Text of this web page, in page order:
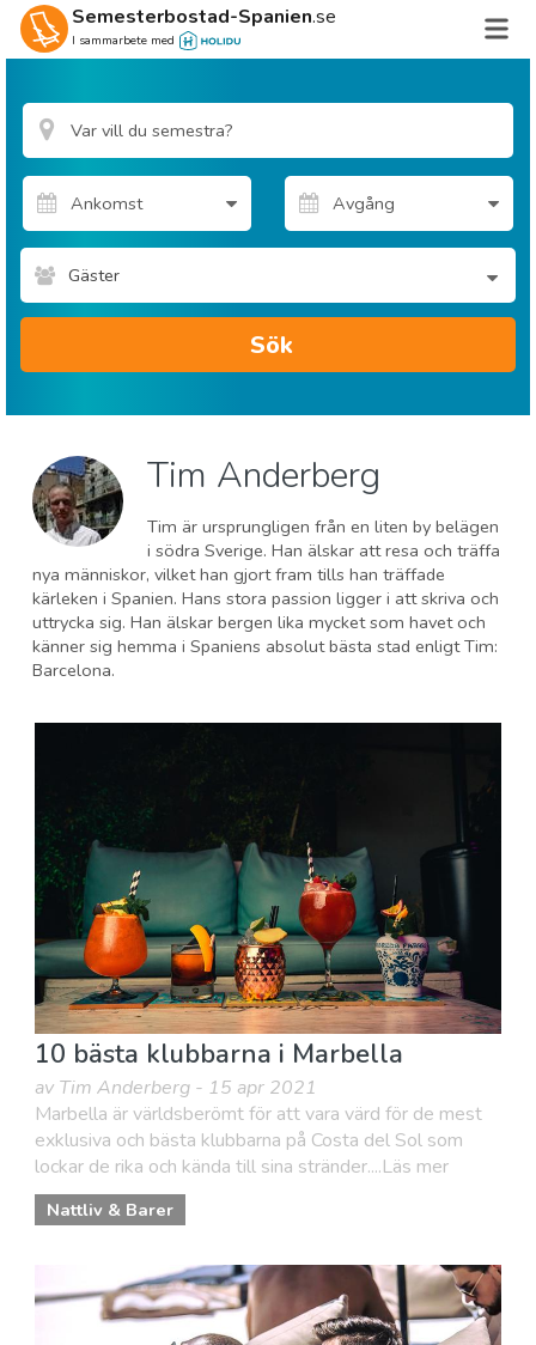
Semesterbostad-Spanien.se
I sammarbete med
Gäster
Sök
Tim Anderberg
Tim är ursprungligen från en liten by belägen
i södra Sverige. Han älskar att resa och träffa
nya människor, vilket han gjort fram tills han träffade
kärleken i Spanien. Hans stora passion ligger i att skriva och
uttrycka sig. Han älskar bergen lika mycket som havet och
känner sig hemma i Spaniens absolut bästa stad enligt Tim:
Barcelona.
10 bästa klubbarna i Marbella
av Tim Anderberg - 15 apr 2021
Marbella är världsberömt för att vara värd för de mest
exklusiva och bästa klubbarna på Costa del Sol som
lockar de rika och kända till sina stränder....Läs mer
Nattliv & Barer